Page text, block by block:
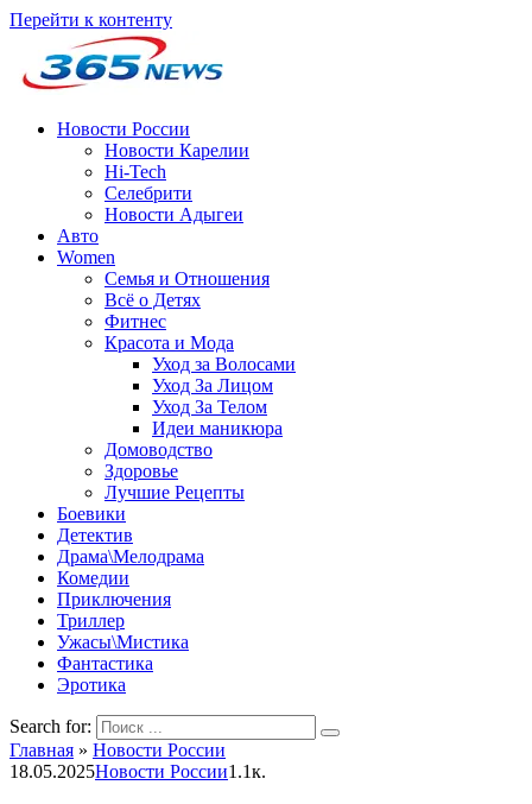
Перейти к контенту
Новости России
Новости Карелии
Hi-Tech
Селебрити
Новости Адыгеи
Авто
Women
Семья и Отношения
Всё о Детях
Фитнес
Красота и Мода
Уход за Волосами
Уход За Лицом
Уход За Телом
Идеи маникюра
Домоводство
Здоровье
Лучшие Рецепты
Боевики
Детектив
Драма\Мелодрама
Комедии
Приключения
Триллер
Ужасы\Мистика
Фантастика
Эротика
Search for:
Главная » Новости России
18.05.2025Новости России1.1к.